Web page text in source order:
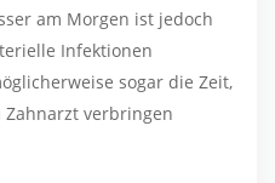
am Morgen ist jedoch
Infektionen
sogar die Zeit,
Zahnarzt verbringen